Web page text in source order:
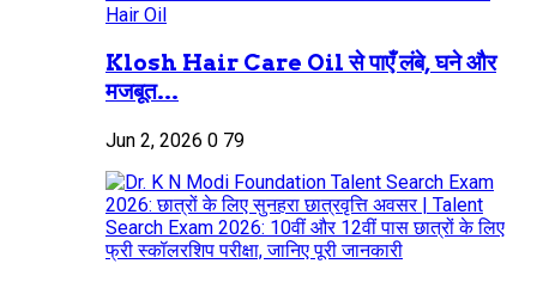
Klosh Hair Care Oil से पाएँ लंबे, घने और
मजबूत...
Jun 2, 2026 0 79